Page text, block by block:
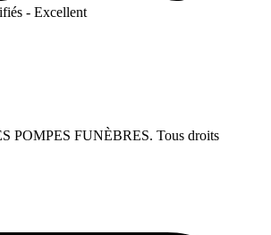
- Excellent
POMPES FUNÈBRES. Tous droits